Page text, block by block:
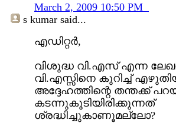
March 2, 2009 10:50 PM
s kumar said...
എഡിറ്റര്‍,
വിശുദ്ധ വി.എസ്‌ എന്ന
വി.എസ്സിനെ കുറിച്ച്‌
അദ്ദേഹത്തിന്റെ തന്തക്ക്‌
കടന്നുകൂടിയിരിക്കുന്നത്‌
ശ്രദ്ധിച്ചുകാണൂമല്ലോ?